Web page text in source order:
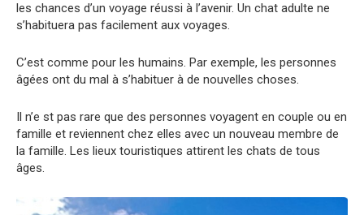
les chances d’un voyage réussi à l’avenir. Un chat adulte ne
s’habituera pas facilement aux voyages.
C’est comme pour les humains. Par exemple, les personnes
âgées ont du mal à s’habituer à de nouvelles choses.
Il n’e st pas rare que des personnes voyagent en couple ou en
famille et reviennent chez elles avec un nouveau membre de
la famille. Les lieux touristiques attirent les chats de tous
âges.